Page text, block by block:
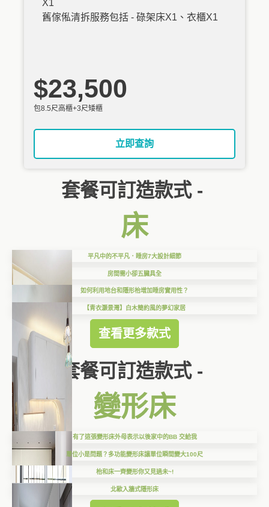
X1
舊傢俬清拆服務包括 - 碌架床X1、衣櫃X1
$23,500
包8.5尺高櫃+3尺矮櫃
立即查詢
套餐可訂造款式 -
床
平凡中的不平凡．睡房7大設計細節
房間需小卻五臓具全
如何利用地台和隱形枱增加睡房實用性？
【青衣灝景灣】白木簡約風的夢幻家居
查看更多款式
套餐可訂造款式 -
變形床
有了這張變形床外母表示以後家中的BB 交給我
單位小是問題？多功能變形床讓單位瞬間變大100尺
枱和床一齊變形你又見過未~!
北歐入牆式隱形床